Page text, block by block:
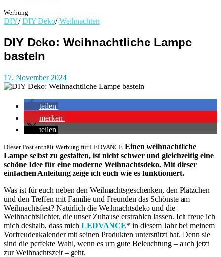
Werbung
DIY/ DIY Deko/ Weihnachten
DIY Deko: Weihnachtliche Lampe
basteln
17. November 2024
teilen
merken
teilen
Dieser Post enthält Werbung für LEDVANCE Einen weihnachtliche
Lampe selbst zu gestalten, ist nicht schwer und gleichzeitig eine
schöne Idee für eine moderne Weihnachtsdeko. Mit dieser
einfachen Anleitung zeige ich euch wie es funktioniert.
Was ist für euch neben den Weihnachtsgeschenken, den Plätzchen
und den Treffen mit Familie und Freunden das Schönste am
Weihnachtsfest? Natürlich die Weihnachtsdeko und die
Weihnachtslichter, die unser Zuhause erstrahlen lassen. Ich freue ich
mich deshalb, dass mich LEDVANCE* in diesem Jahr bei meinem
Vorfreudenkalender mit seinen Produkten unterstützt hat. Denn sie
sind die perfekte Wahl, wenn es um gute Beleuchtung – auch jetzt
zur Weihnachtszeit – geht.